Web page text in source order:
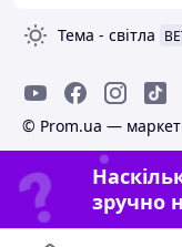
Тема - світла
© Prom.ua —
зручно